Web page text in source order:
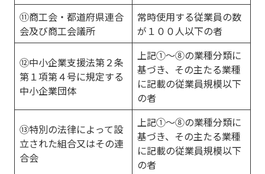
⑪商工会・都道府県連合
会及び商工会議所
常時使用する従業員の数
が１００人以下の者
⑫中小企業支援法第２条
第１項第４号に規定する
中小企業団体
上記①～⑧の業種分類に
基づき、その主たる業種
に記載の従業員規模以下
の者
⑬特別の法律によって設
立された組合又はその連
合会
上記①～⑧の業種分類に
基づき、その主たる業種
に記載の従業員規模以下
の者